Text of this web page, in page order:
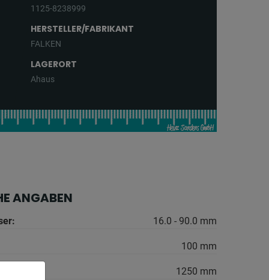
1125-8238999
HERSTELLER/FABRIKANT
FALKEN
LAGERORT
Ahaus
ANGABEN
16.0 - 90.0 mm
100 mm
1250 mm